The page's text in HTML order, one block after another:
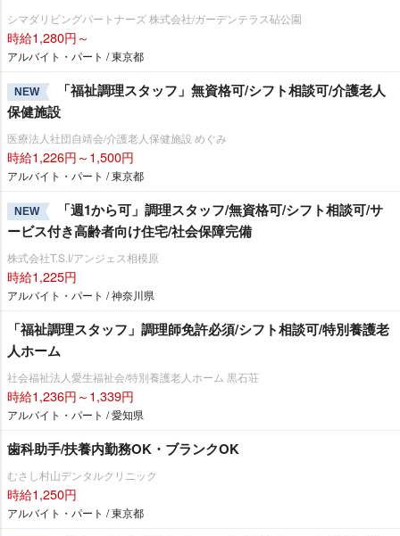
シマダリビングパートナーズ 株式会社/ガーデンテラス砧公園
時給1,280円～
アルバイト・パート / 東京都
NEW
「福祉調理スタッフ」無資格可/シフト相談可/介護老人
保健施設
医療法人社団自靖会/介護老人保健施設 めぐみ
時給1,226円～1,500円
アルバイト・パート / 東京都
NEW
「週1から可」調理スタッフ/無資格可/シフト相談可/サ
ービス付き高齢者向け住宅/社会保障完備
株式会社T.S.I/アンジェス相模原
時給1,225円
アルバイト・パート / 神奈川県
「福祉調理スタッフ」調理師免許必須/シフト相談可/特別養護老
人ホーム
社会福祉法人愛生福祉会/特別養護老人ホーム 黒石荘
時給1,236円～1,339円
アルバイト・パート / 愛知県
歯科助手/扶養内勤務OK・ブランクOK
むさし村山デンタルクリニック
時給1,250円
アルバイト・パート / 東京都